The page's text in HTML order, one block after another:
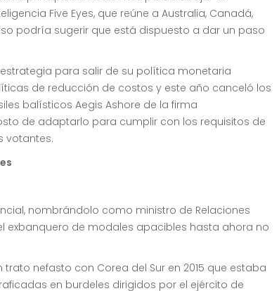
Five Eyes, que reúne a Australia, Canadá,
podría sugerir que está dispuesto a dar un paso
estrategia para salir de su política monetaria
de reducción de costos y este año canceló los
balísticos Aegis Ashore de la firma
de adaptarlo para cumplir con los requisitos de
votantes.
nombrándolo como ministro de Relaciones
exbanquero de modales apacibles hasta ahora no
nefasto con Corea del Sur en 2015 que estaba
en burdeles dirigidos por el ejército de